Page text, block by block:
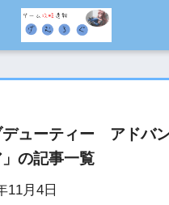
デューティー アドバ
の記事一覧
11月4日